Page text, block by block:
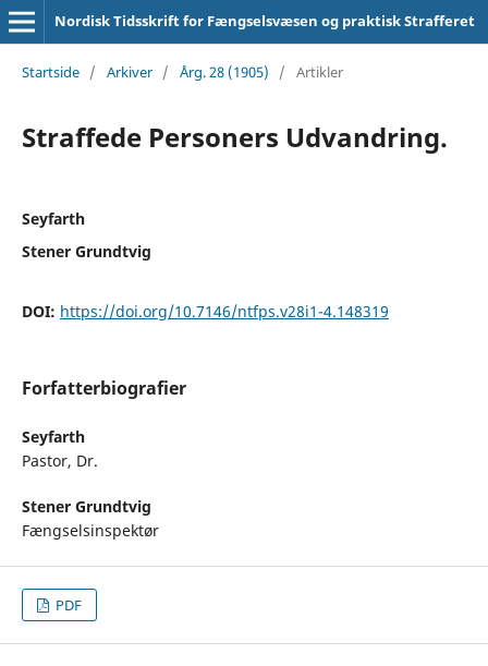
Nordisk Tidsskrift for Fængselsvæsen og praktisk Strafferet
Startside / Arkiver / Årg. 28 (1905) / Artikler
Straffede Personers Udvandring.
Seyfarth
Stener Grundtvig
DOI: https://doi.org/10.7146/ntfps.v28i1-4.148319
Forfatterbiografier
Seyfarth
Pastor, Dr.
Stener Grundtvig
Fængselsinspektør
PDF